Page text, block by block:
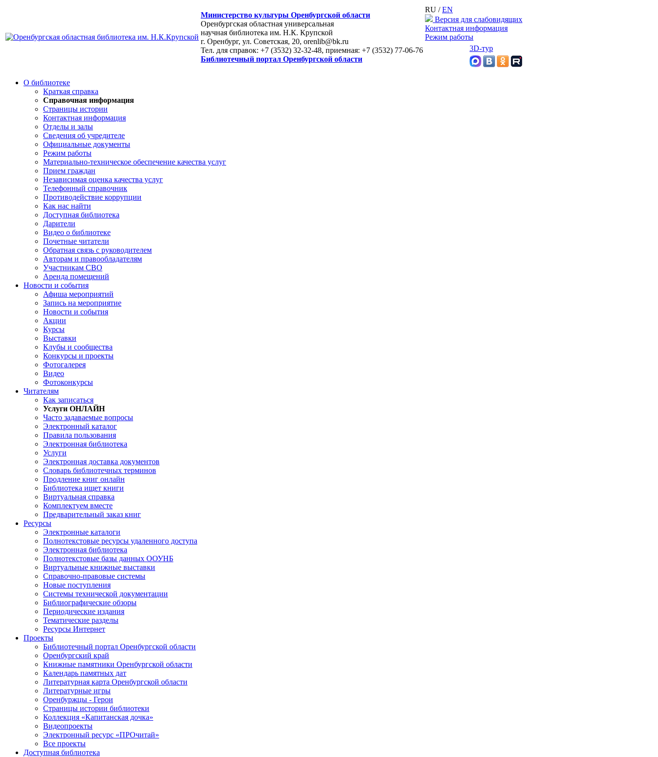
Министерство культуры Оренбургской области
Оренбургская областная универсальная
научная библиотека им. Н.К. Крупской
г. Оренбург, ул. Советская, 20, orenlib@bk.ru
Тел. для справок: +7 (3532) 32-32-48, приемная: +7 (3532) 77-06-76
Библиотечный портал Оренбургской области
RU /EN
Версия для слабовидящих
Контактная информация
Режим работы
3D-тур
О библиотеке
Краткая справка
Справочная информация
Страницы истории
Контактная информация
Отделы и залы
Сведения об учредителе
Официальные документы
Режим работы
Материально-техническое обеспечение качества услуг
Прием граждан
Независимая оценка качества услуг
Телефонный справочник
Противодействие коррупции
Как нас найти
Доступная библиотека
Дарители
Видео о библиотеке
Почетные читатели
Обратная связь с руководителем
Авторам и правообладателям
Участникам СВО
Аренда помещений
Новости и события
Афиша мероприятий
Запись на мероприятие
Новости и события
Акции
Курсы
Выставки
Клубы и сообщества
Конкурсы и проекты
Фотогалерея
Видео
Фотоконкурсы
Читателям
Как записаться
Услуги ОНЛАЙН
Часто задаваемые вопросы
Электронный каталог
Правила пользования
Электронная библиотека
Услуги
Электронная доставка документов
Словарь библиотечных терминов
Продление книг онлайн
Библиотека ищет книги
Виртуальная справка
Комплектуем вместе
Предварительный заказ книг
Ресурсы
Электронные каталоги
Полнотекстовые ресурсы удаленного доступа
Электронная библиотека
Полнотекстовые базы данных ООУНБ
Виртуальные книжные выставки
Справочно-правовые системы
Новые поступления
Cистемы технической документации
Библиографические обзоры
Периодические издания
Тематические разделы
Ресурсы Интернет
Проекты
Библиотечный портал Оренбургской области
Оренбургский край
Книжные памятники Оренбургской области
Календарь памятных дат
Литературная карта Оренбургской области
Литературные игры
Оренбуржцы - Герои
Страницы истории библиотеки
Коллекция «Капитанская дочка»
Видеопроекты
Электронный ресурс «ПРОчитай»
Все проекты
Доступная библиотека